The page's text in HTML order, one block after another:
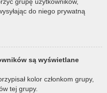
grupę użytkowników,
do niego prywatną
są wyświetlane
kolor członkom grupy,
tej grupy.